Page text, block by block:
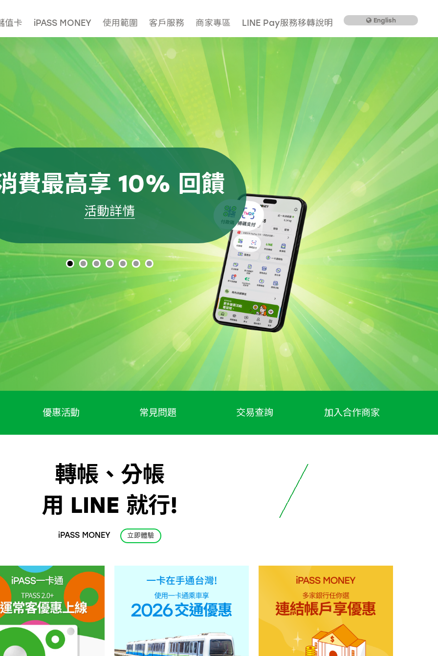
值卡 iPASS MONEY 使用範圍 客戶服務 商家專區 LINE Pay服務移轉說明 English
費最高享 10% 回饋
活動詳情
優惠活動 常見問題 交易查詢 加入合作商家
轉帳、分帳
用 LINE 就行!
iPASS MONEY 立即體驗